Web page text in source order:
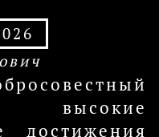
достижения